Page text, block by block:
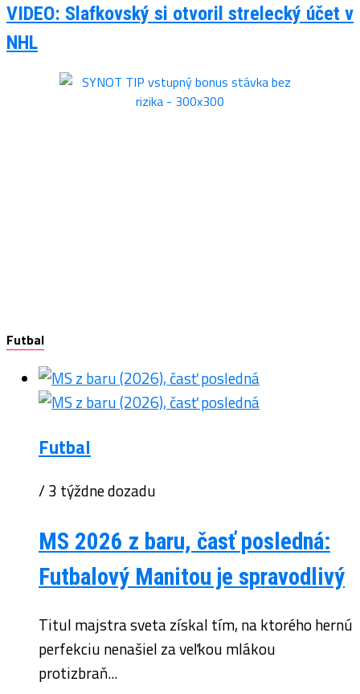
VIDEO: Slafkovský si otvoril strelecký účet v
NHL
Futbal
Futbal
/ 3 týždne dozadu
MS 2026 z baru, časť posledná:
Futbalový Manitou je spravodlivý
Titul majstra sveta získal tím, na ktorého hernú
perfekciu nenašiel za veľkou mlákou
protizbraň...